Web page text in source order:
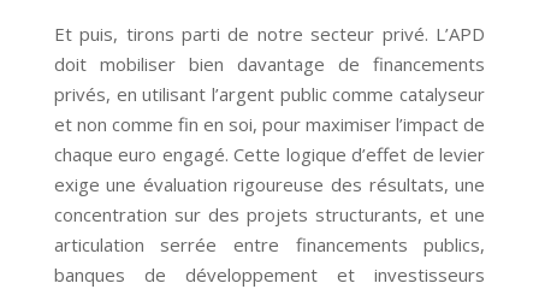
Et puis, tirons parti de notre secteur privé. L’APD
doit mobiliser bien davantage de financements
privés, en utilisant l’argent public comme catalyseur
et non comme fin en soi, pour maximiser l’impact de
chaque euro engagé. Cette logique d’effet de levier
exige une évaluation rigoureuse des résultats, une
concentration sur des projets structurants, et une
articulation serrée entre financements publics,
banques de développement et investisseurs